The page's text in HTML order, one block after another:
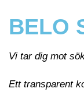
BELO
Vi tar dig mot
Ett transparent